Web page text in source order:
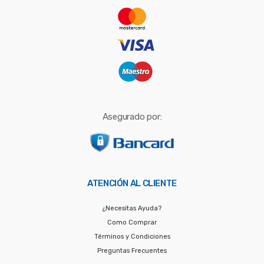
Asegurado por:
ATENCIÓN AL CLIENTE
¿Necesitas Ayuda?
Como Comprar
Términos y Condiciones
Preguntas Frecuentes